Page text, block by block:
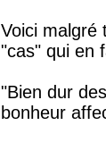
Voici malgré
"cas" qui en
"Bien dur
bonheur